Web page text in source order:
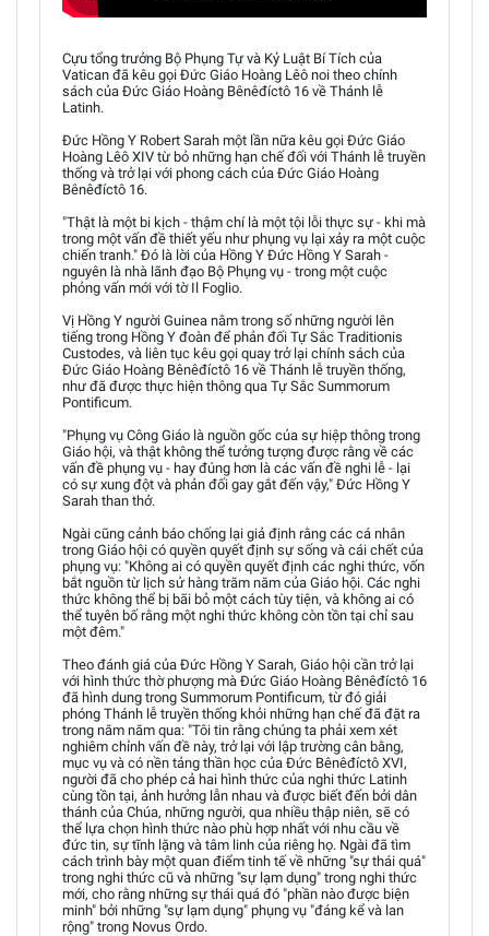
Cựu tổng trưởng Bộ Phụng Tự và Kỷ Luật Bí Tích của
Vatican đã kêu gọi Đức Giáo Hoàng Lêô noi theo chính
sách của Đức Giáo Hoàng Bênêđíctô 16 về Thánh lễ
Latinh.
Đức Hồng Y Robert Sarah một lần nữa kêu gọi Đức Giáo
Hoàng Lêô XIV từ bỏ những hạn chế đối với Thánh lễ truyền
thống và trở lại với phong cách của Đức Giáo Hoàng
Bênêđíctô 16.
"Thật là một bi kịch - thậm chí là một tội lỗi thực sự - khi mà
trong một vấn đề thiết yếu như phụng vụ lại xảy ra một cuộc
chiến tranh." Đó là lời của Hồng Y Đức Hồng Y Sarah -
nguyên là nhà lãnh đạo Bộ Phụng vụ - trong một cuộc
phỏng vấn mới với tờ Il Foglio.
Vị Hồng Y người Guinea nằm trong số những người lên
tiếng trong Hồng Y đoàn để phản đối Tự Sắc Traditionis
Custodes, và liên tục kêu gọi quay trở lại chính sách của
Đức Giáo Hoàng Bênêđíctô 16 về Thánh lễ truyền thống,
như đã được thực hiện thông qua Tự Sắc Summorum
Pontificum.
"Phụng vụ Công Giáo là nguồn gốc của sự hiệp thông trong
Giáo hội, và thật không thể tưởng tượng được rằng về các
vấn đề phụng vụ - hay đúng hơn là các vấn đề nghi lễ - lại
có sự xung đột và phản đối gay gắt đến vậy," Đức Hồng Y
Sarah than thở.
Ngài cũng cảnh báo chống lại giả định rằng các cá nhân
trong Giáo hội có quyền quyết định sự sống và cái chết của
phụng vụ: "Không ai có quyền quyết định các nghi thức, vốn
bắt nguồn từ lịch sử hàng trăm năm của Giáo hội. Các nghi
thức không thể bị bãi bỏ một cách tùy tiện, và không ai có
thể tuyên bố rằng một nghi thức không còn tồn tại chỉ sau
một đêm."
Theo đánh giá của Đức Hồng Y Sarah, Giáo hội cần trở lại
với hình thức thờ phượng mà Đức Giáo Hoàng Bênêđíctô 16
đã hình dung trong Summorum Pontificum, từ đó giải
phóng Thánh lễ truyền thống khỏi những hạn chế đã đặt ra
trong năm năm qua: "Tôi tin rằng chúng ta phải xem xét
nghiêm chỉnh vấn đề này, trở lại với lập trường cân bằng,
mục vụ và có nền tảng thần học của Đức Bênêđíctô XVI,
người đã cho phép cả hai hình thức của nghi thức Latinh
cùng tồn tại, ảnh hưởng lẫn nhau và được biết đến bởi dân
thánh của Chúa, những người, qua nhiều thập niên, sẽ có
thể lựa chọn hình thức nào phù hợp nhất với nhu cầu về
đức tin, sự tĩnh lặng và tâm linh của riêng họ. Ngài đã tìm
cách trình bày một quan điểm tinh tế về những "sự thái quá"
trong nghi thức cũ và những "sự lạm dụng" trong nghi thức
mới, cho rằng những sự thái quá đó "phần nào được biện
minh" bởi những "sự lạm dụng" phụng vụ "đáng kể và lan
rộng" trong Novus Ordo.